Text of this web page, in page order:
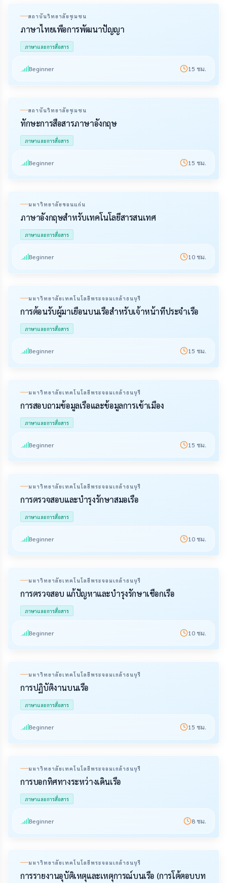
สถาบันวิทยาลัยชุมชน
ภาษาไทยเพื่อการพัฒนาปัญญา
ภาษาและการสื่อสาร
Beginner 15 ชม.
สถาบันวิทยาลัยชุมชน
ทักษะการสื่อสารภาษาอังกฤษ
ภาษาและการสื่อสาร
Beginner 15 ชม.
มหาวิทยาลัยขอนแก่น
ภาษาอังกฤษสำหรับเทคโนโลยีสารสนเทศ
ภาษาและการสื่อสาร
Beginner 10 ชม.
มหาวิทยาลัยเทคโนโลยีพระจอมเกล้าธนบุรี
การต้อนรับผู้มาเยือนบนเรือสำหรับเจ้าหน้าที่ประจำเรือ
ภาษาและการสื่อสาร
Beginner 15 ชม.
มหาวิทยาลัยเทคโนโลยีพระจอมเกล้าธนบุรี
การสอบถามข้อมูลเรือและข้อมูลการเข้าเมือง
ภาษาและการสื่อสาร
Beginner 15 ชม.
มหาวิทยาลัยเทคโนโลยีพระจอมเกล้าธนบุรี
การตรวจสอบและบำรุงรักษาสมอเรือ
ภาษาและการสื่อสาร
Beginner 10 ชม.
มหาวิทยาลัยเทคโนโลยีพระจอมเกล้าธนบุรี
การตรวจสอบ แก้ปัญหาและบำรุงรักษาเชือกเรือ
ภาษาและการสื่อสาร
Beginner 10 ชม.
มหาวิทยาลัยเทคโนโลยีพระจอมเกล้าธนบุรี
การปฏิบัติงานบนเรือ
ภาษาและการสื่อสาร
Beginner 15 ชม.
มหาวิทยาลัยเทคโนโลยีพระจอมเกล้าธนบุรี
การบอกทิศทางระหว่างเดินเรือ
ภาษาและการสื่อสาร
Beginner 8 ชม.
มหาวิทยาลัยเทคโนโลยีพระจอมเกล้าธนบุรี
การรายงานอุบัติเหตุและเหตุการณ์บนเรือ (การโต้ตอบบท